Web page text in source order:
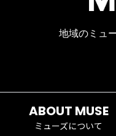
#商業
地域のミュ
ABOUT MUSE
ミューズについて